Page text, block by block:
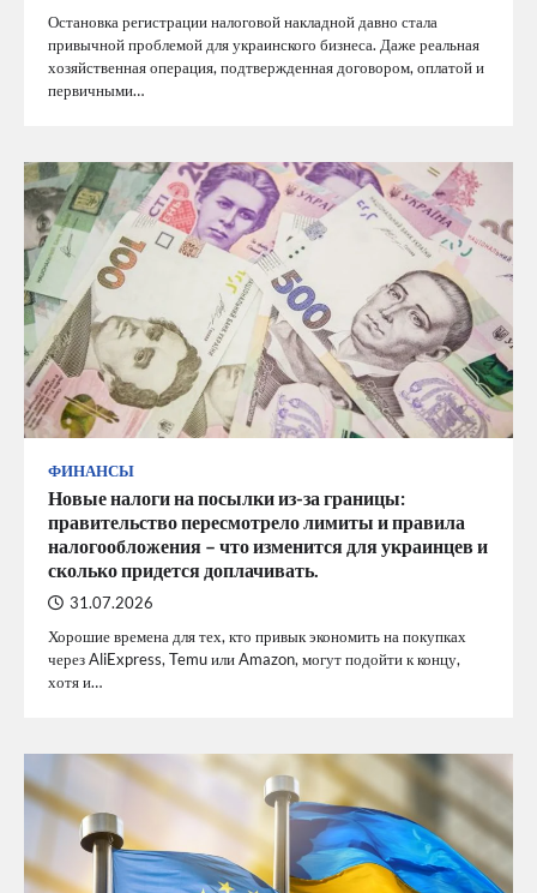
Остановка регистрации налоговой накладной давно стала
привычной проблемой для украинского бизнеса. Даже реальная
хозяйственная операция, подтвержденная договором, оплатой и
первичными…
ФИНАНСЫ
Новые налоги на посылки из-за границы:
правительство пересмотрело лимиты и правила
налогообложения – что изменится для украинцев и
сколько придется доплачивать.
31.07.2026
Хорошие времена для тех, кто привык экономить на покупках
через AliExpress, Temu или Amazon, могут подойти к концу,
хотя и…